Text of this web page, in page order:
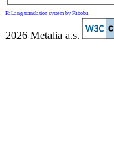
FaLang translation system by Faboba
2026 Metalia a.s.